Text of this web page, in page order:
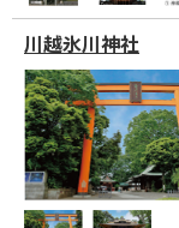
川越氷川神社